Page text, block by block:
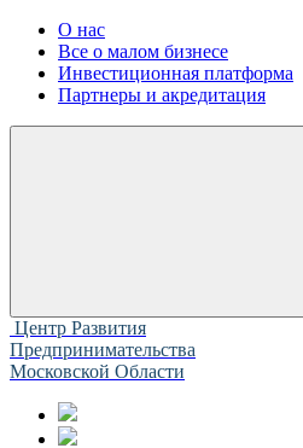
О нас
Все о малом бизнесе
Инвестиционная платформа
Партнеры и акредитация
Центр Развития
Предпринимательства
Московской Области